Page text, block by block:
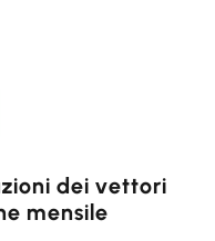
dei vettori
mensile